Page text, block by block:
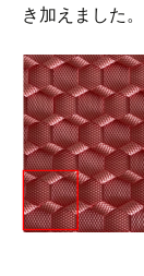
き加えました。